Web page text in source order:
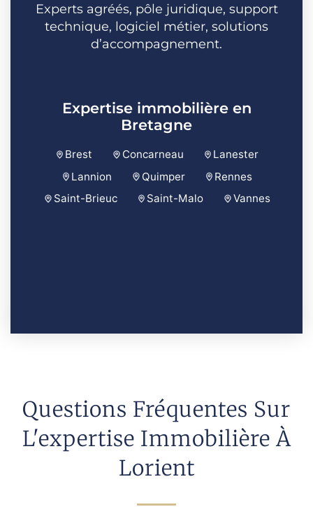
Experts agréés, pôle juridique, support
technique, logiciel métier, solutions
d’accompagnement.
Expertise immobilière en
Bretagne
Brest Concarneau
Lanester
Lannion
Quimper
Rennes
Saint-Brieuc
Saint-Malo Vannes
Questions Fréquentes Sur
L'expertise Immobilière À
Lorient